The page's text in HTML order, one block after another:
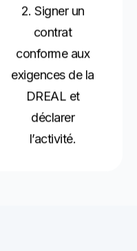
2. Signer un
contrat
conforme aux
exigences de la
DREAL et
déclarer
l’activité.